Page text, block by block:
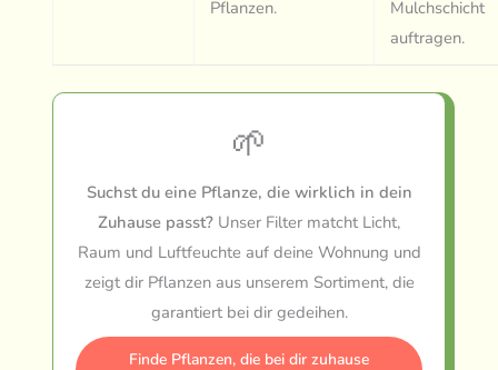
Pflanzen.
Mulchschicht
auftragen.
🌱
Suchst du eine Pflanze, die wirklich in dein
Zuhause passt? Unser Filter matcht Licht,
Raum und Luftfeuchte auf deine Wohnung und
zeigt dir Pflanzen aus unserem Sortiment, die
garantiert bei dir gedeihen.
Finde Pflanzen, die bei dir zuhause